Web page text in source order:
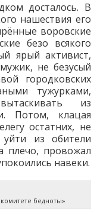
досталось. В
нашествия его
воровские
безо всякого
ярый активист,
не безусый
городковских
тужурками,
из
Потом, клацая
остатних, не
из обители
плечо, провожал
навеки.
бедноты»